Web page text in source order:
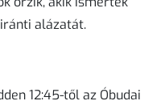
alázatát.
12:45-től az Óbudai